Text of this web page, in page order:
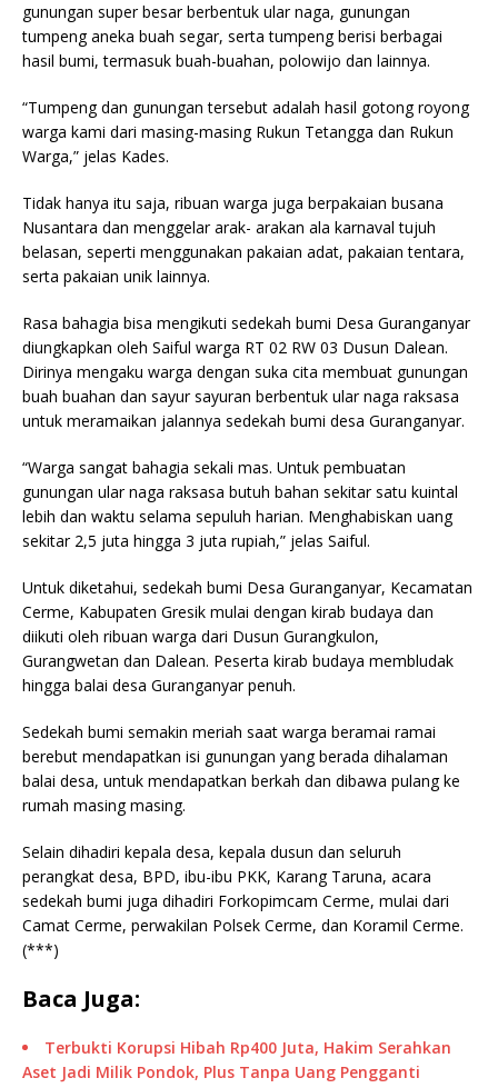
gunungan super besar berbentuk ular naga, gunungan
tumpeng aneka buah segar, serta tumpeng berisi berbagai
hasil bumi, termasuk buah-buahan, polowijo dan lainnya.
“Tumpeng dan gunungan tersebut adalah hasil gotong royong
warga kami dari masing-masing Rukun Tetangga dan Rukun
Warga,” jelas Kades.
Tidak hanya itu saja, ribuan warga juga berpakaian busana
Nusantara dan menggelar arak- arakan ala karnaval tujuh
belasan, seperti menggunakan pakaian adat, pakaian tentara,
serta pakaian unik lainnya.
Rasa bahagia bisa mengikuti sedekah bumi Desa Guranganyar
diungkapkan oleh Saiful warga RT 02 RW 03 Dusun Dalean.
Dirinya mengaku warga dengan suka cita membuat gunungan
buah buahan dan sayur sayuran berbentuk ular naga raksasa
untuk meramaikan jalannya sedekah bumi desa Guranganyar.
“Warga sangat bahagia sekali mas. Untuk pembuatan
gunungan ular naga raksasa butuh bahan sekitar satu kuintal
lebih dan waktu selama sepuluh harian. Menghabiskan uang
sekitar 2,5 juta hingga 3 juta rupiah,” jelas Saiful.
Untuk diketahui, sedekah bumi Desa Guranganyar, Kecamatan
Cerme, Kabupaten Gresik mulai dengan kirab budaya dan
diikuti oleh ribuan warga dari Dusun Gurangkulon,
Gurangwetan dan Dalean. Peserta kirab budaya membludak
hingga balai desa Guranganyar penuh.
Sedekah bumi semakin meriah saat warga beramai ramai
berebut mendapatkan isi gunungan yang berada dihalaman
balai desa, untuk mendapatkan berkah dan dibawa pulang ke
rumah masing masing.
Selain dihadiri kepala desa, kepala dusun dan seluruh
perangkat desa, BPD, ibu-ibu PKK, Karang Taruna, acara
sedekah bumi juga dihadiri Forkopimcam Cerme, mulai dari
Camat Cerme, perwakilan Polsek Cerme, dan Koramil Cerme.
(***)
Baca Juga:
Terbukti Korupsi Hibah Rp400 Juta, Hakim Serahkan
Aset Jadi Milik Pondok, Plus Tanpa Uang Pengganti